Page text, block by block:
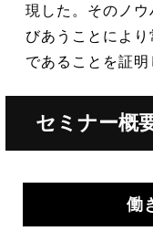
現した。そのノ
びあうことによ
であることを証明
セミナー概
働